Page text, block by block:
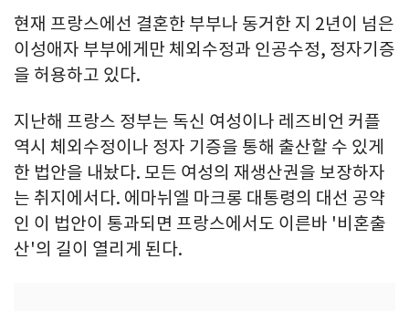
현재 프랑스에선 결혼한 부부나 동거한 지 2년이 넘은
이성애자 부부에게만 체외수정과 인공수정, 정자기증
을 허용하고 있다.
지난해 프랑스 정부는 독신 여성이나 레즈비언 커플
역시 체외수정이나 정자 기증을 통해 출산할 수 있게
한 법안을 내놨다. 모든 여성의 재생산권을 보장하자
는 취지에서다. 에마뉘엘 마크롱 대통령의 대선 공약
인 이 법안이 통과되면 프랑스에서도 이른바 '비혼출
산'의 길이 열리게 된다.